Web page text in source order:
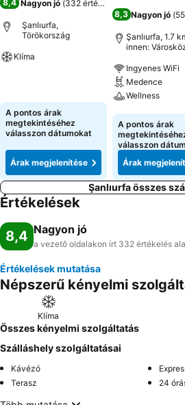
8,4 Nagyon jó (332 értékelés
Şanlıurfa,
Törökország
Klíma
A pontos árak
megtekintéséhez
válasszon dátumokat
Árak megjelenítése
8,3 Nagyon jó (
Şanlıurfa, 1.7
innen:
Ingyenes WiFi
Medence
Wellness
Árak
A pontos árak
válasszon
Árak
Şanlıurfa összes
Értékelések
8,4 Nagyon jó
a vezető oldalakon írt 332 értékelés
Értékelések mutatása
Népszerű kényelmi
Klíma
Összes kényelmi szolgáltatás
Szálláshely szolgáltatásai
Kávézó
Terasz
24